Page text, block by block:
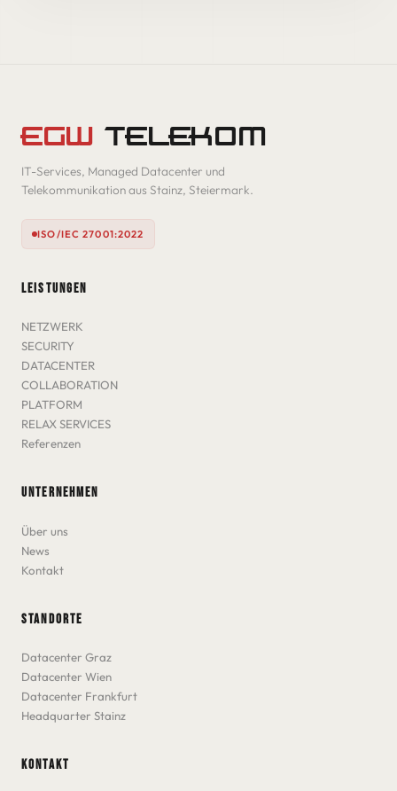
EGW TELEKOM
IT-Services, Managed Datacenter und
Telekommunikation aus Stainz, Steiermark.
ISO/IEC 27001:2022
LEISTUNGEN
NETZWERK
SECURITY
DATACENTER
COLLABORATION
PLATFORM
RELAX SERVICES
Referenzen
UNTERNEHMEN
Über uns
News
Kontakt
STANDORTE
Datacenter Graz
Datacenter Wien
Datacenter Frankfurt
Headquarter Stainz
KONTAKT